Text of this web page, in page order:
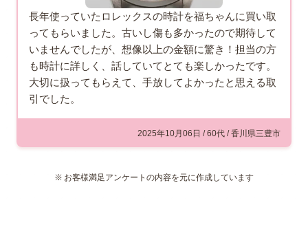
長年使っていたロレックスの時計を福ちゃんに買い取
ってもらいました。古いし傷も多かったので期待して
いませんでしたが、想像以上の金額に驚き！担当の方
も時計に詳しく、話していてとても楽しかったです。
大切に扱ってもらえて、手放してよかったと思える取
引でした。
2025年10月06日 / 60代 / 香川県三豊市
お客様満足アンケートの内容を元に作成しています